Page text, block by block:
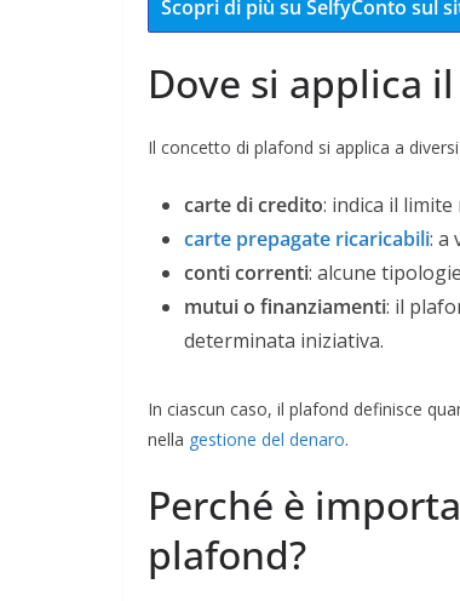
Scopri di più su SelfyConto sul
Dove si applica
Il concetto di plafond si applica a
carte di credito: indica il limite
carte prepagate ricaricabili: a
conti correnti: alcune
mutui o finanziamenti: il
determinata iniziativa.
In ciascun caso, il plafond definisce
nella gestione del denaro.
Perché è
plafond?